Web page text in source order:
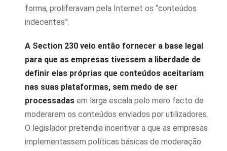
forma, proliferavam pela Internet os “conteúdos
indecentes”.
A Section 230 veio então fornecer a base legal
para que as empresas tivessem a liberdade de
definir elas próprias que conteúdos aceitariam
nas suas plataformas, sem medo de ser
processadas em larga escala pelo mero facto de
moderarem os conteúdos enviados por utilizadores.
O legislador pretendia incentivar a que as empresas
implementassem políticas básicas de moderação